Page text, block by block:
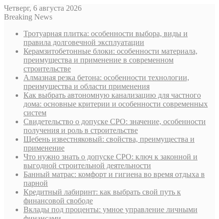
Четверг, 6 августа 2026
Breaking News
Тротуарная плитка: особенности выбора, виды и
правила долговечной эксплуатации
Керамзитобетонные блоки: особенности материала,
преимущества и применение в современном
строительстве
Алмазная резка бетона: особенности технологии,
преимущества и области применения
Как выбрать автономную канализацию для частного
дома: основные критерии и особенности современных
систем
Свидетельство о допуске СРО: значение, особенности
получения и роль в строительстве
Щебень известняковый: свойства, преимущества и
применение
Что нужно знать о допуске СРО: ключ к законной и
выгодной строительной деятельности
Банный матрас: комфорт и гигиена во время отдыха в
парной
Кредитный лабиринт: как выбрать свой путь к
финансовой свободе
Вклады под проценты: умное управление личными